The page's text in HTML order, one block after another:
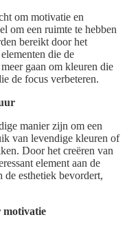
om motivatie en
om een ruimte te hebben
bereikt door het
die de
gaan om kleuren die
de focus verbeteren.
manier zijn om een
van levendige kleuren of
Door het creëren van
element aan de
esthetiek bevordert,
motivatie